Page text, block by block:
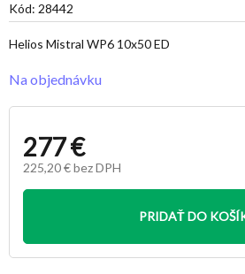
Kód: 28442
Na objednávku
277 €
225,20 € bez DPH
Jednotková
PRIDAŤ DO
Helios Mistral WP6 10x50 ED
5,0
5